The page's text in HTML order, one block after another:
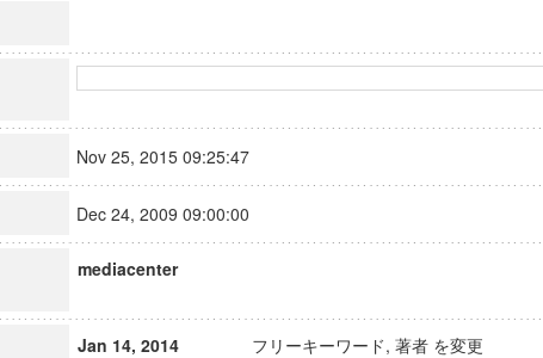
Nov 25, 2015 09:25:47
Dec 24, 2009 09:00:00
mediacenter
Jan 14, 2014
フリーキーワード, 著者 を変更